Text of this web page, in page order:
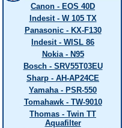
Canon - EOS 40D
Indesit - W 105 TX
Panasonic - KX-F130
Indesit - WISL 86
Nokia - N95
Bosch - SRV55T03EU
Sharp - AH-AP24CE
Yamaha - PSR-550
Tomahawk - TW-9010
Thomas - Twin TT
Aquafilter